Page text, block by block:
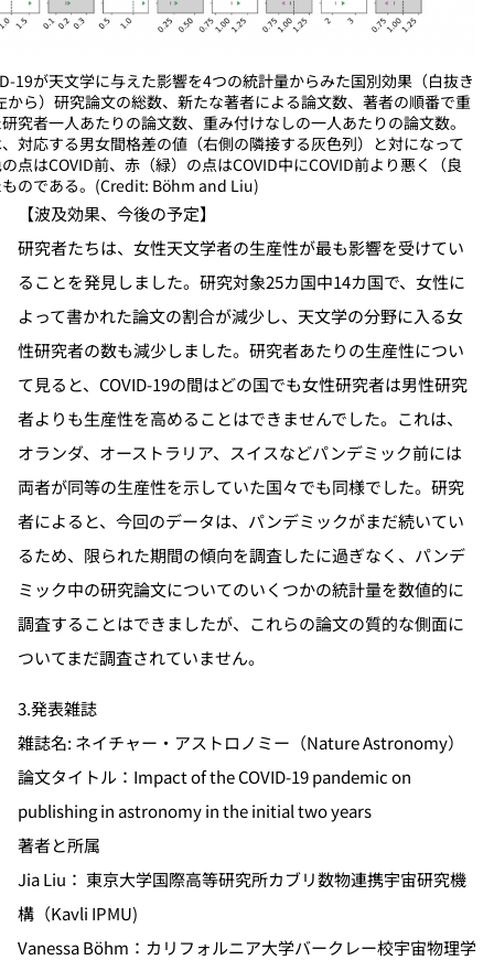
19が天文学に与えた影響を4つの統計量からみた国別効果（白抜き
から）研究論文の総数、新たな著者による論文数、著者の順番で重
究者一人あたりの論文数、重み付けなしの一人あたりの論文数。
対応する男女間格差の値（右側の隣接する灰色列）と対になって
点はCOVID前、赤（緑）の点はCOVID中にCOVID前より悪く（良
のである。(Credit: Böhm and Liu)
【波及効果、今後の予定】
研究者たちは、女性天文学者の生産性が最も影響を受けてい
ることを発見しました。研究対象25カ国中14カ国で、女性に
よって書かれた論文の割合が減少し、天文学の分野に入る女
性研究者の数も減少しました。研究者あたりの生産性につい
て見ると、COVID-19の間はどの国でも女性研究者は男性研究
者よりも生産性を高めることはできませんでした。これは、
オランダ、オーストラリア、スイスなどパンデミック前には
両者が同等の生産性を示していた国々でも同様でした。研究
者によると、今回のデータは、パンデミックがまだ続いてい
るため、限られた期間の傾向を調査したに過ぎなく、パンデ
ミック中の研究論文についてのいくつかの統計量を数値的に
調査することはできましたが、これらの論文の質的な側面に
ついてまだ調査されていません。
3.発表雑誌
雑誌名: ネイチャー・アストロノミー（Nature Astronomy）
論文タイトル：Impact of the COVID-19 pandemic on
publishing in astronomy in the initial two years
著者と所属
Jia Liu： 東京大学国際高等研究所カブリ数物連携宇宙研究機
構（Kavli IPMU)
Vanessa Böhm：カリフォルニア大学バークレー校宇宙物理学